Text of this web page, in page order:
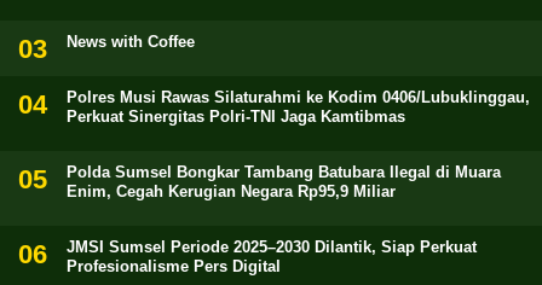
News with Coffee
Polres Musi Rawas Silaturahmi ke Kodim 0406/Lubuklinggau,
Perkuat Sinergitas Polri-TNI Jaga Kamtibmas
Polda Sumsel Bongkar Tambang Batubara Ilegal di Muara
Enim, Cegah Kerugian Negara Rp95,9 Miliar
JMSI Sumsel Periode 2025–2030 Dilantik, Siap Perkuat
Profesionalisme Pers Digital